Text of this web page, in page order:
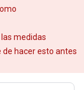
medidas
hacer esto antes